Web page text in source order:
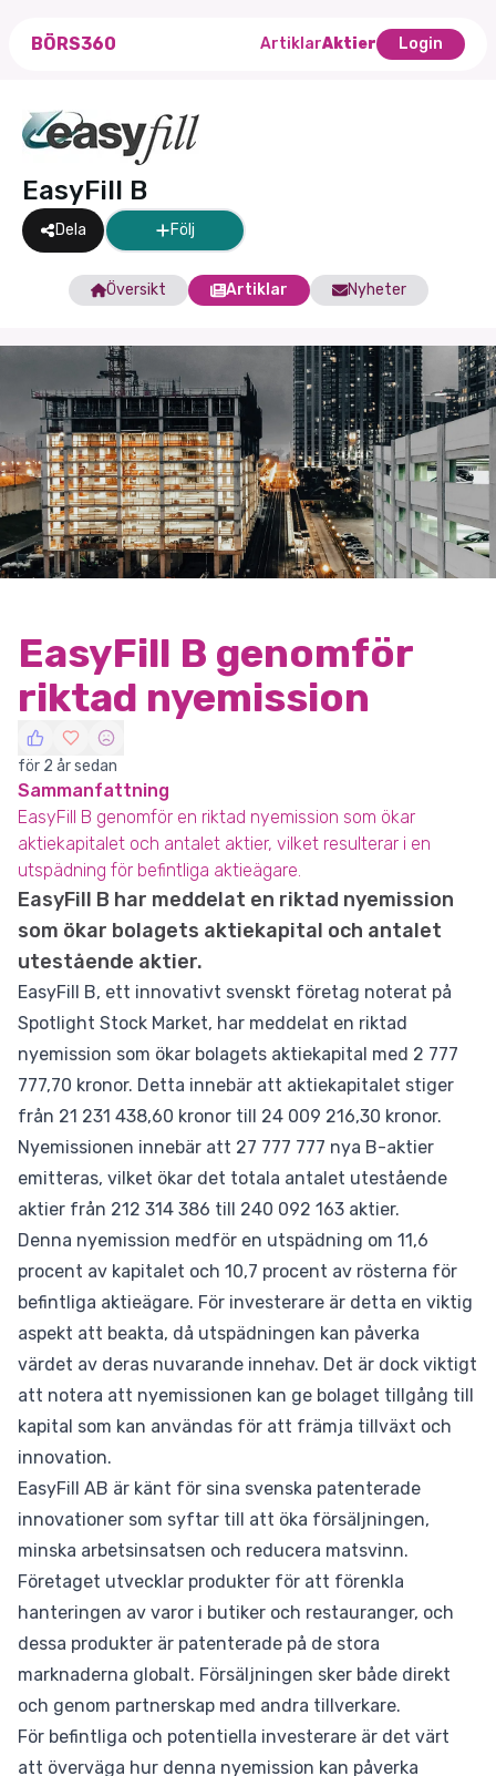
BÖRS360 ArtiklarAktier Login
EasyFill B
Dela Följ
Översikt Artiklar Nyheter
EasyFill B genomför
riktad nyemission
för 2 år sedan
Sammanfattning
EasyFill B genomför en riktad nyemission som ökar
aktiekapitalet och antalet aktier, vilket resulterar i en
utspädning för befintliga aktieägare.
EasyFill B har meddelat en riktad nyemission
som ökar bolagets aktiekapital och antalet
utestående aktier.
EasyFill B, ett innovativt svenskt företag noterat på
Spotlight Stock Market, har meddelat en riktad
nyemission som ökar bolagets aktiekapital med 2 777
777,70 kronor. Detta innebär att aktiekapitalet stiger
från 21 231 438,60 kronor till 24 009 216,30 kronor.
Nyemissionen innebär att 27 777 777 nya B-aktier
emitteras, vilket ökar det totala antalet utestående
aktier från 212 314 386 till 240 092 163 aktier.
Denna nyemission medför en utspädning om 11,6
procent av kapitalet och 10,7 procent av rösterna för
befintliga aktieägare. För investerare är detta en viktig
aspekt att beakta, då utspädningen kan påverka
värdet av deras nuvarande innehav. Det är dock viktigt
att notera att nyemissionen kan ge bolaget tillgång till
kapital som kan användas för att främja tillväxt och
innovation.
EasyFill AB är känt för sina svenska patenterade
innovationer som syftar till att öka försäljningen,
minska arbetsinsatsen och reducera matsvinn.
Företaget utvecklar produkter för att förenkla
hanteringen av varor i butiker och restauranger, och
dessa produkter är patenterade på de stora
marknaderna globalt. Försäljningen sker både direkt
och genom partnerskap med andra tillverkare.
För befintliga och potentiella investerare är det värt
att överväga hur denna nyemission kan påverka